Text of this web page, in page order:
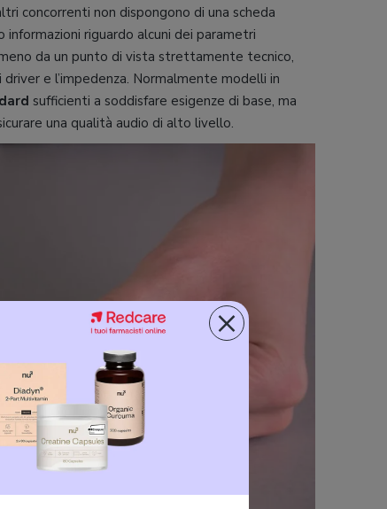
concorrenti non dispongono di una scheda
riguardo alcuni dei parametri
da un punto di vista strettamente tecnico,
e l’impedenza. Normalmente modelli in
sufficienti a soddisfare esigenze di base, ma
una qualità audio di alto livello.
×